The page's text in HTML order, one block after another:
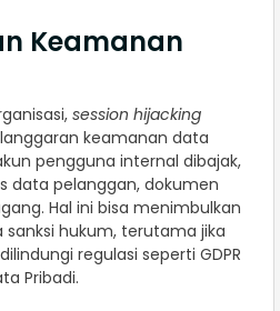
Keamanan
session hijacking
keamanan data
pengguna internal dibajak,
data pelanggan, dokumen
Hal ini bisa menimbulkan
hukum, terutama jika
regulasi seperti GDPR
Pribadi.